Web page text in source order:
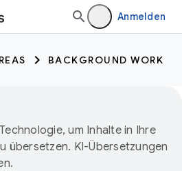
Anmelden
BACKGROUND WORK
um Inhalte in Ihre
übersetzen. KI-Übersetzungen